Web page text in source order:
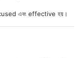
এবং effective হয়।